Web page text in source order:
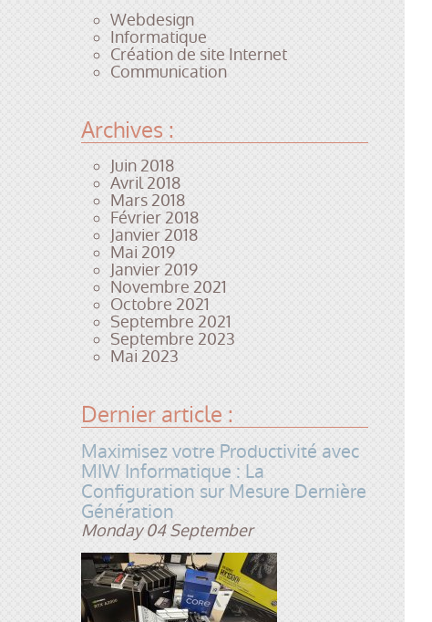
Webdesign
Informatique
Création de site Internet
Communication
Archives :
Juin 2018
Avril 2018
Mars 2018
Février 2018
Janvier 2018
Mai 2019
Janvier 2019
Novembre 2021
Octobre 2021
Septembre 2021
Septembre 2023
Mai 2023
Dernier article :
Maximisez votre Productivité avec
MIW Informatique : La
Configuration sur Mesure Dernière
Génération
Monday 04 September